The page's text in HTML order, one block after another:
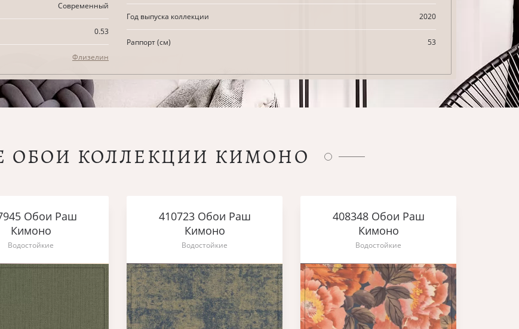
Современный
0.53
Флизелин
Год выпуска коллекции 2020
Раппорт (см) 53
ОБОИ КОЛЛЕКЦИИ КИМОНО
Обои Раш
Кимоно
Водостойкие
410723 Обои Раш
Кимоно
Водостойкие
408348 Обои Раш
Кимоно
Водостойкие